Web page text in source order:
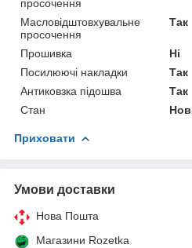
просочення
Масловідштовхувальне
просочення
Так
Прошивка
Ні
Посилюючі накладки
Так
Антиковзка підошва
Так
Стан
Приховати
Умови доставки
Нова Пошта
Магазини Rozetka